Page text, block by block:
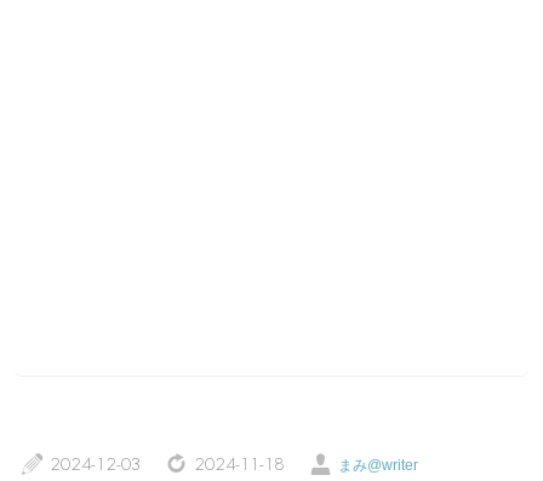
a 2024-12-03 z 2024-11-18 Ü まみ@writer